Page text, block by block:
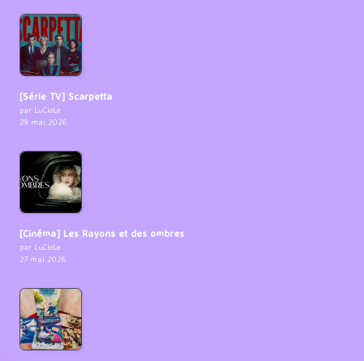
[Série TV] Scarpetta
par LuCioLe
29 mai 2026
[Cinéma] Les Rayons et des ombres
par LuCioLe
27 mai 2026